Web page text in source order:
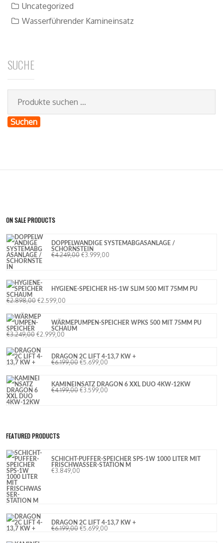
Uncategorized
Wasserführender Kamineinsatz
SUCHE
Suchen
ON SALE PRODUCTS
DOPPELWANDIGE SYSTEMABGASANLAGE /
SCHORNSTEIN
€4.249,00 €3.999,00
HYGIENE-SPEICHER HS-1W SLIM 500 MIT 75MM PU
SCHAUM
€2.898,00 €2.599,00
WÄRMEPUMPEN-SPEICHER WPKS 500 MIT 75MM PU
SCHAUM
€3.249,00 €2.999,00
DRAGON 2C LIFT 4-13,7 KW +
€6.199,00 €5.699,00
KAMINEINSATZ DRAGON 6 XXL DUO 4KW-12KW
€4.199,00 €3.599,00
FEATURED PRODUCTS
SCHICHT-PUFFER-SPEICHER SPS-1W 1000 LITER MIT
FRISCHWASSER-STATION M
€3.849,00
DRAGON 2C LIFT 4-13,7 KW +
€6.199,00 €5.699,00